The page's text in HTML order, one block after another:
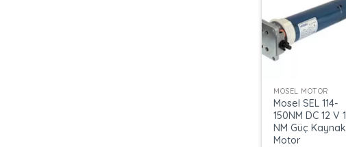
MOSEL MOTOR
Mosel SEL 114-
150NM DC 12 V
NM Güç
Motor